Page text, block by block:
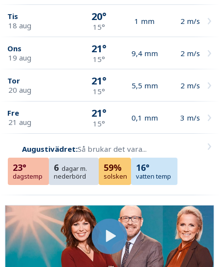
Tis
18 aug
20°
15°
1 mm 2 m/s
Ons
19 aug
21°
15°
9,4 mm 2 m/s
Tor
20 aug
21°
15°
5,5 mm 2 m/s
Fre
21 aug
21°
15°
0,1 mm 3 m/s
Augustivädret:Så brukar det vara...
23°
dagstemp
6 dagar m.
nederbörd
59%
solsken
16°
vatten temp